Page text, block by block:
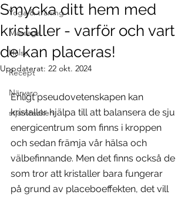
Yoga & träning
Massage
Hälsa
Recept
Närvaro
stjärntecken
Smycka ditt hem med
kristaller - varför och vart
de kan placeras!
Uppdaterat: 22 okt. 2024
Enligt pseudovetenskapen kan
kristaller hjälpa till att balansera de sju
energicentrum som finns i kroppen
och sedan främja vår hälsa och
välbefinnande. Men det finns också de
som tror att kristaller bara fungerar
på grund av placeboeffekten, det vill